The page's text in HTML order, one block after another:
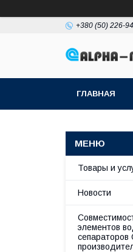
+380 (50) 226-
ГЛАВНАЯ
Товары и
Новости
элементов
сепараторов